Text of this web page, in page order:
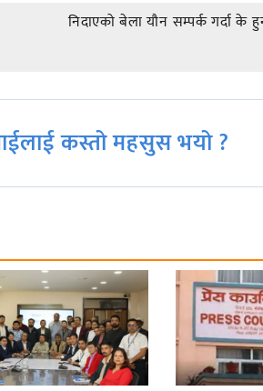
निदाएको बेला यौन सम्पर्क गर्दा के
कस्तो महसुस भयो ?